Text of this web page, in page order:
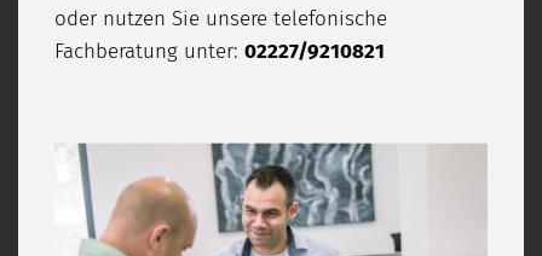
oder nutzen Sie unsere telefonische
Fachberatung unter: 02227/9210821